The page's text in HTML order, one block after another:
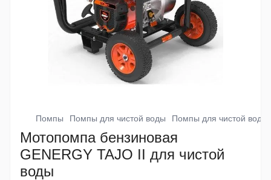
Помпы Помпы для чистой воды Помпы для чистой воды
Мотопомпа бензиновая
GENERGY TAJO II для чистой
воды